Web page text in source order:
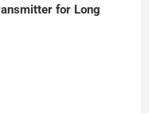
for Long